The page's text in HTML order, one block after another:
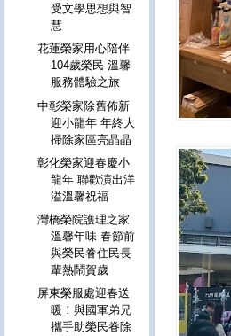
受文學思想與智
慧
花蓮榮家用心陪伴
104歲榮民 溫馨
服務體驗之旅
中彰榮家除舊佈新
迎小龍年 年終大
掃除家區亮晶晶
彰化榮家迎春慶小
龍年 聯歡演出洋
溢溫馨祝福
灣橋榮院護理之家
溫馨年味 春節前
與榮民眷住民長
輩熱鬧賀歲
屏東榮服處迎春送
暖！與國軍弟兄
攜手助榮民眷除